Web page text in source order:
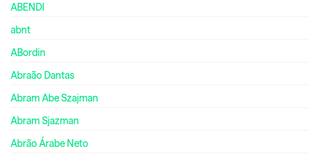
ABENDI
abnt
ABordin
Abraão Dantas
Abram Abe Szajman
Abram Sjazman
Abrão Árabe Neto